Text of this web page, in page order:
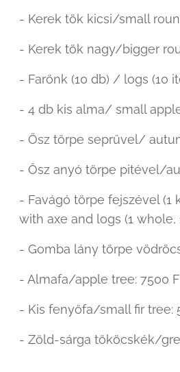
- Kerek tök kicsi/small
- Kerek tök nagy/bigger
- Farönk (10 db) / logs (10
- 4 db kis alma/ small
- Ősz törpe seprűvel/
- Ősz anyó törpe pitével/
- Favágó törpe fejszével
with axe and logs (1 whole,
- Gomba lány törpe
- Almafa/apple tree: 7500
- Kis fenyőfa/small fir tree:
- Zöld-sárga tököcskék/